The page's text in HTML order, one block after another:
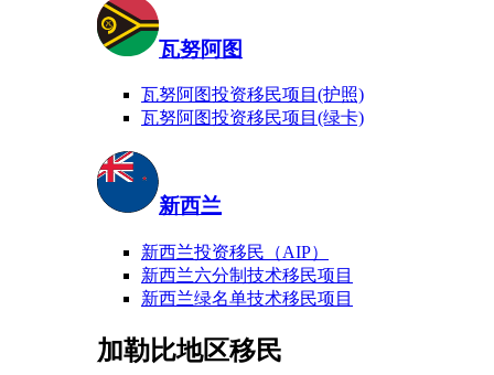
瓦努阿图
瓦努阿图投资移民项目(护照)
瓦努阿图投资移民项目(绿卡)
新西兰
新西兰投资移民（AIP）
新西兰六分制技术移民项目
新西兰绿名单技术移民项目
加勒比地区移民